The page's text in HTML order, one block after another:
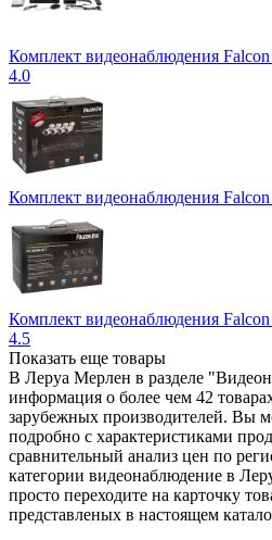
Комплект видеонаблюдения
4.0
Комплект видеонаблюдения
Комплект видеонаблюдения
4.5
Показать еще товары
В Леруа Мерлен в разделе
информация о более чем 42
зарубежных производителей. Вы
подробно c характеристиками
сравнительный анализ цен по
категории видеонаблюдение в
просто переходите на карточку
представленых в настоящем